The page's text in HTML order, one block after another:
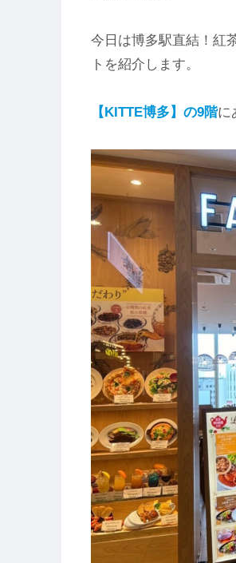
今日は博多駅直結！紅
トを紹介します。
【KITTE博多】の9階に